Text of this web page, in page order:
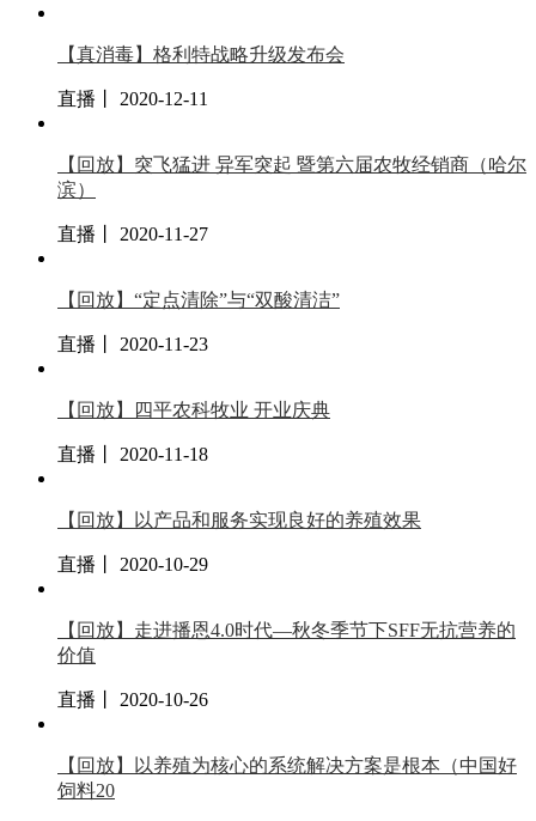
【真消毒】格利特战略升级发布会
直播丨 2020-12-11
【回放】突飞猛进 异军突起 暨第六届农牧经销商（哈尔
滨）
直播丨 2020-11-27
【回放】“定点清除”与“双酸清洁”
直播丨 2020-11-23
【回放】四平农科牧业 开业庆典
直播丨 2020-11-18
【回放】以产品和服务实现良好的养殖效果
直播丨 2020-10-29
【回放】走进播恩4.0时代—秋冬季节下SFF无抗营养的
价值
直播丨 2020-10-26
【回放】以养殖为核心的系统解决方案是根本（中国好
饲料20